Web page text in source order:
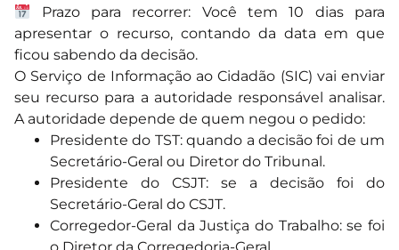
Prazo para recorrer: Você tem 10 dias para
apresentar o recurso, contando da data em que
ficou sabendo da decisão.
O Serviço de Informação ao Cidadão (SIC) vai enviar
seu recurso para a autoridade responsável analisar.
A autoridade depende de quem negou o pedido:
Presidente do TST: quando a decisão foi de um
Secretário-Geral ou Diretor do Tribunal.
Presidente do CSJT: se a decisão foi do
Secretário-Geral do CSJT.
Corregedor-Geral da Justiça do Trabalho: se foi